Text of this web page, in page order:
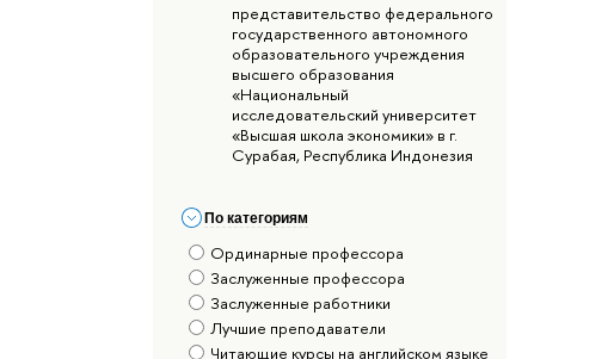
представительство федерального
государственного автономного
образовательного учреждения
высшего образования
«Национальный
исследовательский университет
«Высшая школа экономики» в г.
Сурабая, Республика Индонезия
По категориям
Ординарные профессора
Заслуженные профессора
Заслуженные работники
Лучшие преподаватели
Читающие курсы на английском языке